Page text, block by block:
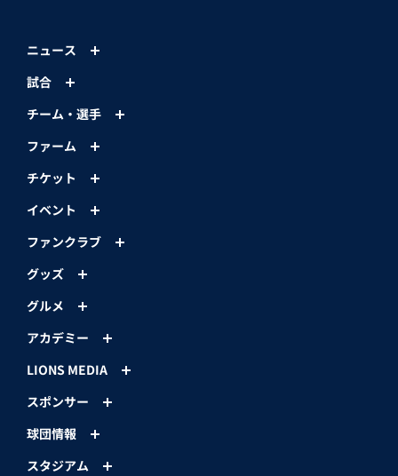
ニュース
試合
チーム・選手
ファーム
チケット
イベント
ファンクラブ
グッズ
グルメ
アカデミー
LIONS MEDIA
スポンサー
球団情報
スタジアム